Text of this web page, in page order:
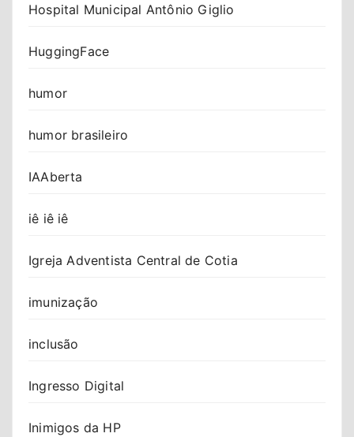
Hospital Municipal Antônio Giglio
HuggingFace
humor
humor brasileiro
IAAberta
iê iê iê
Igreja Adventista Central de Cotia
imunização
inclusão
Ingresso Digital
Inimigos da HP